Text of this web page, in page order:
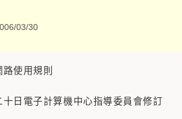
03/30
使用規則
十日電子計算機中心指導委員會修訂